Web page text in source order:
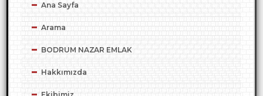
Ana Sayfa
Arama
BODRUM NAZAR EMLAK
Hakkımızda